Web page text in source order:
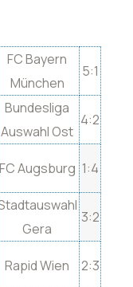
FC Bayern
München
5:1
Bundesliga
Auswahl Ost
4:2
FC Augsburg 1:4
Gera
3:2
Rapid Wien 2:3